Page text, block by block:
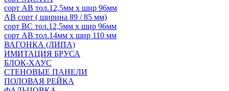
сорт АВ тол.12,5мм х шир 96мм
АВ сорт ( ширина 89 / 85 мм)
сорт ВС тол.12,5мм х шир 96мм
сорт АВ тол.14мм х шир 110 мм
ВАГОНКА (ЛИПА)
ИМИТАЦИЯ БРУСА
БЛОК-ХАУС
СТЕНОВЫЕ ПАНЕЛИ
ПОЛОВАЯ РЕЙКА